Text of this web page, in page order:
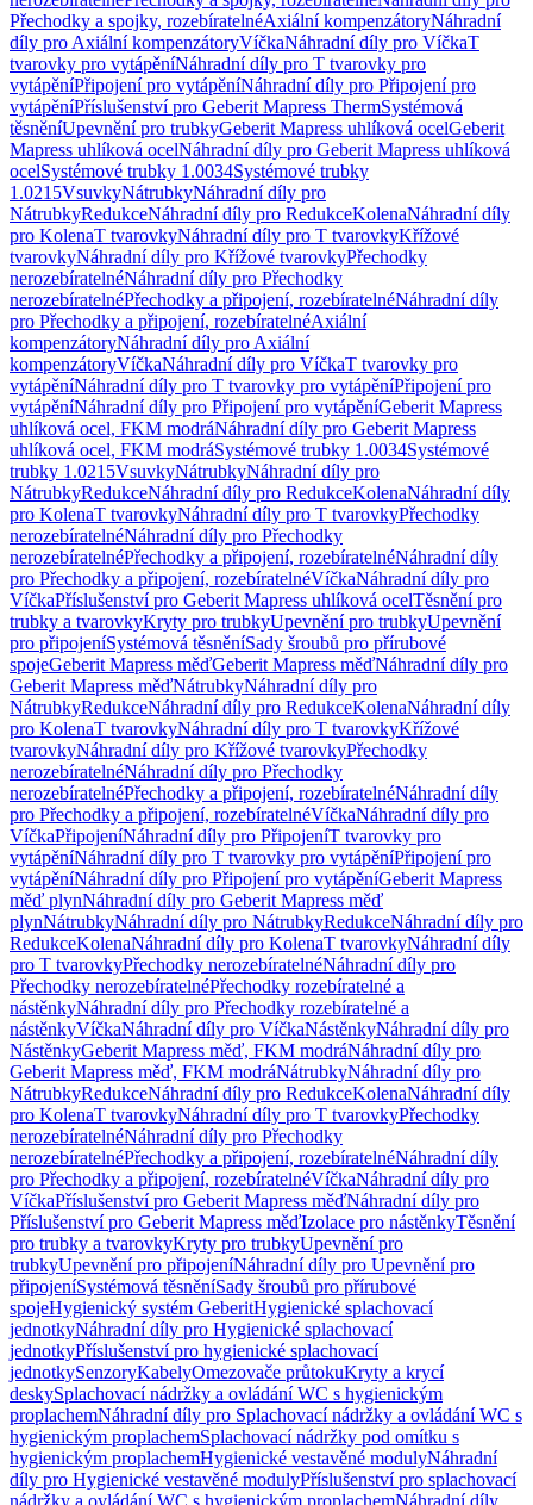
Přechodky a spojky, rozebíratelnéAxiální kompenzátoryNáhradní
díly pro Axiální kompenzátoryVíčkaNáhradní díly pro VíčkaT
tvarovky pro vytápěníNáhradní díly pro T tvarovky pro
vytápěníPřipojení pro vytápěníNáhradní díly pro Připojení pro
vytápěníPříslušenství pro Geberit Mapress ThermSystémová
těsněníUpevnění pro trubkyGeberit Mapress uhlíková ocelGeberit
Mapress uhlíková ocelNáhradní díly pro Geberit Mapress uhlíková
ocelSystémové trubky 1.0034Systémové trubky
1.0215VsuvkyNátrubkyNáhradní díly pro
NátrubkyRedukceNáhradní díly pro RedukceKolenaNáhradní díly
pro KolenaT tvarovkyNáhradní díly pro T tvarovkyKřížové
tvarovkyNáhradní díly pro Křížové tvarovkyPřechodky
nerozebíratelnéNáhradní díly pro Přechodky
nerozebíratelnéPřechodky a připojení, rozebíratelnéNáhradní díly
pro Přechodky a připojení, rozebíratelnéAxiální
kompenzátoryNáhradní díly pro Axiální
kompenzátoryVíčkaNáhradní díly pro VíčkaT tvarovky pro
vytápěníNáhradní díly pro T tvarovky pro vytápěníPřipojení pro
vytápěníNáhradní díly pro Připojení pro vytápěníGeberit Mapress
uhlíková ocel, FKM modráNáhradní díly pro Geberit Mapress
uhlíková ocel, FKM modráSystémové trubky 1.0034Systémové
trubky 1.0215VsuvkyNátrubkyNáhradní díly pro
NátrubkyRedukceNáhradní díly pro RedukceKolenaNáhradní díly
pro KolenaT tvarovkyNáhradní díly pro T tvarovkyPřechodky
nerozebíratelnéNáhradní díly pro Přechodky
nerozebíratelnéPřechodky a připojení, rozebíratelnéNáhradní díly
pro Přechodky a připojení, rozebíratelnéVíčkaNáhradní díly pro
VíčkaPříslušenství pro Geberit Mapress uhlíková ocelTěsnění pro
trubky a tvarovkyKryty pro trubkyUpevnění pro trubkyUpevnění
pro připojeníSystémová těsněníSady šroubů pro přírubové
spojeGeberit Mapress měďGeberit Mapress měďNáhradní díly pro
Geberit Mapress měďNátrubkyNáhradní díly pro
NátrubkyRedukceNáhradní díly pro RedukceKolenaNáhradní díly
pro KolenaT tvarovkyNáhradní díly pro T tvarovkyKřížové
tvarovkyNáhradní díly pro Křížové tvarovkyPřechodky
nerozebíratelnéNáhradní díly pro Přechodky
nerozebíratelnéPřechodky a připojení, rozebíratelnéNáhradní díly
pro Přechodky a připojení, rozebíratelnéVíčkaNáhradní díly pro
VíčkaPřipojeníNáhradní díly pro PřipojeníT tvarovky pro
vytápěníNáhradní díly pro T tvarovky pro vytápěníPřipojení pro
vytápěníNáhradní díly pro Připojení pro vytápěníGeberit Mapress
měď plynNáhradní díly pro Geberit Mapress měď
plynNátrubkyNáhradní díly pro NátrubkyRedukceNáhradní díly pro
RedukceKolenaNáhradní díly pro KolenaT tvarovkyNáhradní díly
pro T tvarovkyPřechodky nerozebíratelnéNáhradní díly pro
Přechodky nerozebíratelnéPřechodky rozebíratelné a
nástěnkyNáhradní díly pro Přechodky rozebíratelné a
nástěnkyVíčkaNáhradní díly pro VíčkaNástěnkyNáhradní díly pro
NástěnkyGeberit Mapress měď, FKM modráNáhradní díly pro
Geberit Mapress měď, FKM modráNátrubkyNáhradní díly pro
NátrubkyRedukceNáhradní díly pro RedukceKolenaNáhradní díly
pro KolenaT tvarovkyNáhradní díly pro T tvarovkyPřechodky
nerozebíratelnéNáhradní díly pro Přechodky
nerozebíratelnéPřechodky a připojení, rozebíratelnéNáhradní díly
pro Přechodky a připojení, rozebíratelnéVíčkaNáhradní díly pro
VíčkaPříslušenství pro Geberit Mapress měďNáhradní díly pro
Příslušenství pro Geberit Mapress měďIzolace pro nástěnkyTěsnění
pro trubky a tvarovkyKryty pro trubkyUpevnění pro
trubkyUpevnění pro připojeníNáhradní díly pro Upevnění pro
připojeníSystémová těsněníSady šroubů pro přírubové
spojeHygienický systém GeberitHygienické splachovací
jednotkyNáhradní díly pro Hygienické splachovací
jednotkyPříslušenství pro hygienické splachovací
jednotkySenzoryKabelyOmezovače průtokuKryty a krycí
deskySplachovací nádržky a ovládání WC s hygienickým
proplachemNáhradní díly pro Splachovací nádržky a ovládání WC s
hygienickým proplachemSplachovací nádržky pod omítku s
hygienickým proplachemHygienické vestavěné modulyNáhradní
díly pro Hygienické vestavěné modulyPříslušenství pro splachovací
nádržky a ovládání WC s hygienickým proplachemNáhradní díly